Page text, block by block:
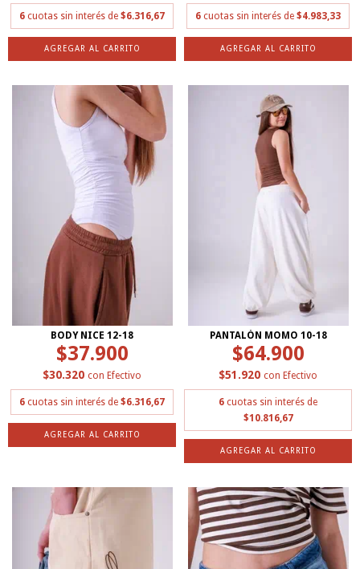
6 cuotas sin interés de $6.316,67
AGREGAR AL CARRITO
6 cuotas sin interés de $4.983,33
AGREGAR AL CARRITO
BODY NICE 12-18
$37.900
$30.320 con Efectivo
6 cuotas sin interés de $6.316,67
AGREGAR AL CARRITO
PANTALÓN MOMO 10-18
$64.900
$51.920 con Efectivo
6 cuotas sin interés de
$10.816,67
AGREGAR AL CARRITO